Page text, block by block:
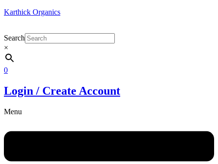
Karthick Organics
Search
×
0
Login / Create Account
Menu